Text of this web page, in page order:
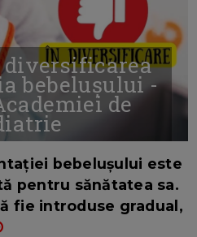
diversificarea
bebelușului -
de
bebelușului este
pentru sănătatea sa.
fie introduse gradual,